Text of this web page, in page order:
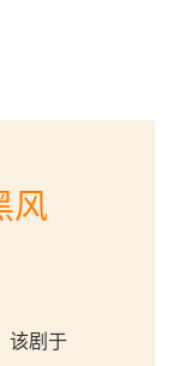
风
该剧于